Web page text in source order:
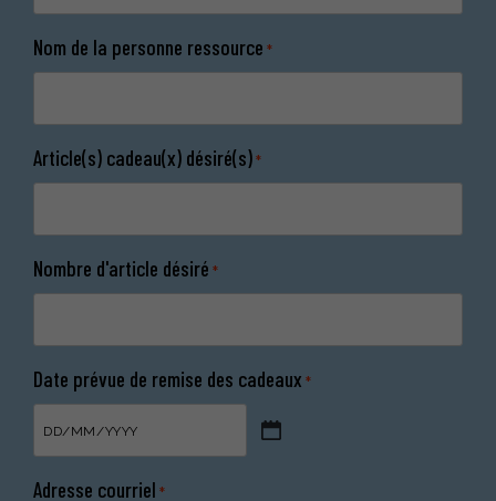
Nom de la personne ressource *
Article(s) cadeau(x) désiré(s) *
Nombre d'article désiré *
Date prévue de remise des cadeaux *
DD
MM
Adresse courriel *